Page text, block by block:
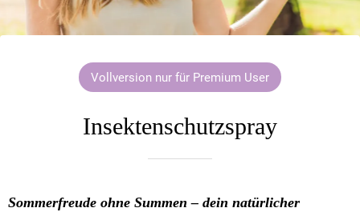
Vollversion nur für Premium User
Insektenschutzspray
Sommerfreude ohne Summen – dein natürlicher